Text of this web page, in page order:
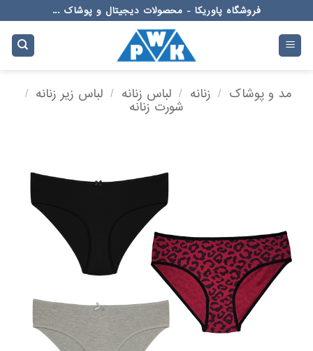
to
content
فروشگاه پاوریکا - محصولات دیجیتال و پوشاک ...
مد و پوشاک / زنانه / لباس زنانه / لباس زیر زنانه /
شورت زنانه